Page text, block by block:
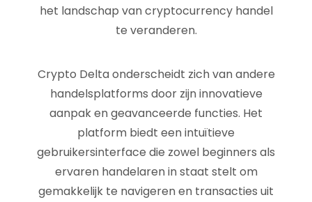
het landschap van cryptocurrency handel
te veranderen.
Crypto Delta onderscheidt zich van andere
handelsplatforms door zijn innovatieve
aanpak en geavanceerde functies. Het
platform biedt een intuïtieve
gebruikersinterface die zowel beginners als
ervaren handelaren in staat stelt om
gemakkelijk te navigeren en transacties uit